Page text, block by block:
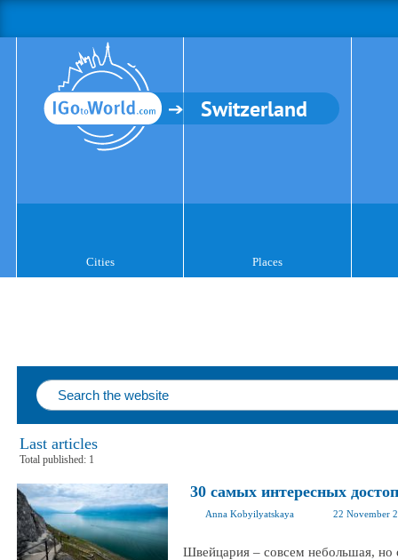
Switzerland
Cities Places
Last articles
Total published: 1
30 самых интересных
Anna Kobyilyatskaya 22 November
Швейцария – совсем небольшая, но